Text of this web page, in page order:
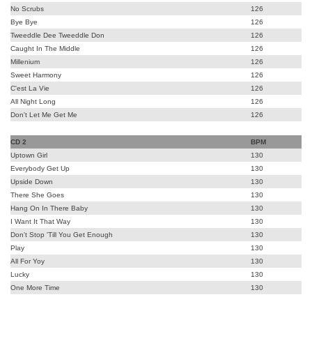
No Scrubs
126
Bye Bye
126
Tweeddle Dee Tweeddle Don
126
Caught In The Middle
126
Millenium
126
Sweet Harmony
126
C'est La Vie
126
All Night Long
126
Don't Let Me Get Me
126
CD 2
BPM
Uptown Girl
130
Everybody Get Up
130
Upside Down
130
There She Goes
130
Hang On In There Baby
130
I Want It That Way
130
Don't Stop 'Till You Get Enough
130
Play
130
All For Yoy
130
Lucky
130
One More Time
130